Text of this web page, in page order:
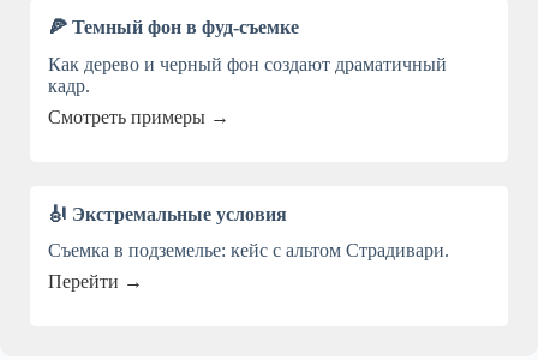
🍕 Темный фон в фуд-съемке
Как дерево и черный фон создают драматичный
кадр.
Смотреть примеры →
🎻 Экстремальные условия
Съемка в подземелье: кейс с альтом Страдивари.
Перейти →